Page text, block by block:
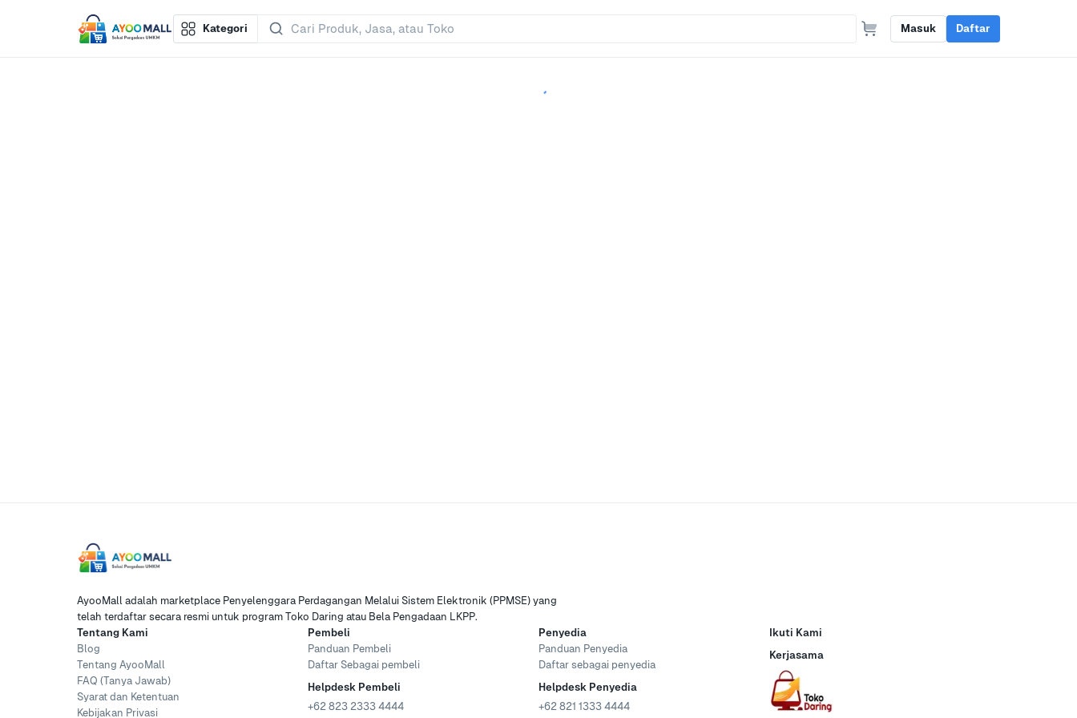
Kategori Masuk Daftar
AyooMall adalah marketplace Penyelenggara Perdagangan Melalui Sistem Elektronik (PPMSE) yang
telah terdaftar secara resmi untuk program Toko Daring atau Bela Pengadaan LKPP.
Tentang Kami
Blog
Tentang AyooMall
FAQ (Tanya Jawab)
Syarat dan Ketentuan
Kebijakan Privasi
Pembeli
Panduan Pembeli
Daftar Sebagai pembeli
Helpdesk Pembeli
+62 823 2333 4444
Penyedia
Panduan Penyedia
Daftar sebagai penyedia
Helpdesk Penyedia
+62 821 1333 4444
Ikuti Kami
Kerjasama